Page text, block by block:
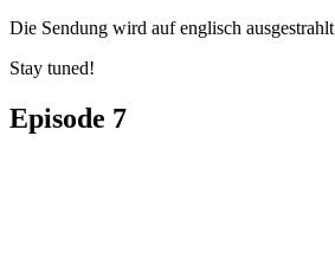
Die Sendung wird auf englisch
Stay tuned!
Episode 7